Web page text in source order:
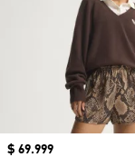
Precio
$ 69.999